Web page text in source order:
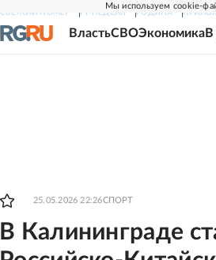
Мы используем cookie-
СВЕЖИЙ НОМЕР РГ-НЕДЕЛЯ РОДИНА
ВластьСВОЭкономикаВ
25.05.2026 22:26СПОРТ
В Калининграде